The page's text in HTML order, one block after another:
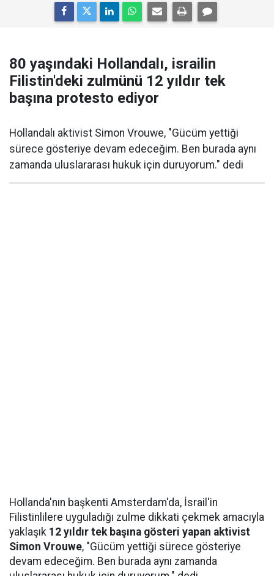
80 yaşındaki Hollandalı, israilin
Filistin'deki zulmünü 12 yıldır tek
başına protesto ediyor
Hollandalı aktivist Simon Vrouwe, "Gücüm yettiği
sürece gösteriye devam edeceğim. Ben burada aynı
zamanda uluslararası hukuk için duruyorum." dedi
Hollanda'nın başkenti Amsterdam'da, İsrail'in
Filistinlilere uyguladığı zulme dikkati çekmek amacıyla
yaklaşık 12 yıldır tek başına gösteri yapan aktivist
Simon Vrouwe, "Gücüm yettiği sürece gösteriye
devam edeceğim. Ben burada aynı zamanda